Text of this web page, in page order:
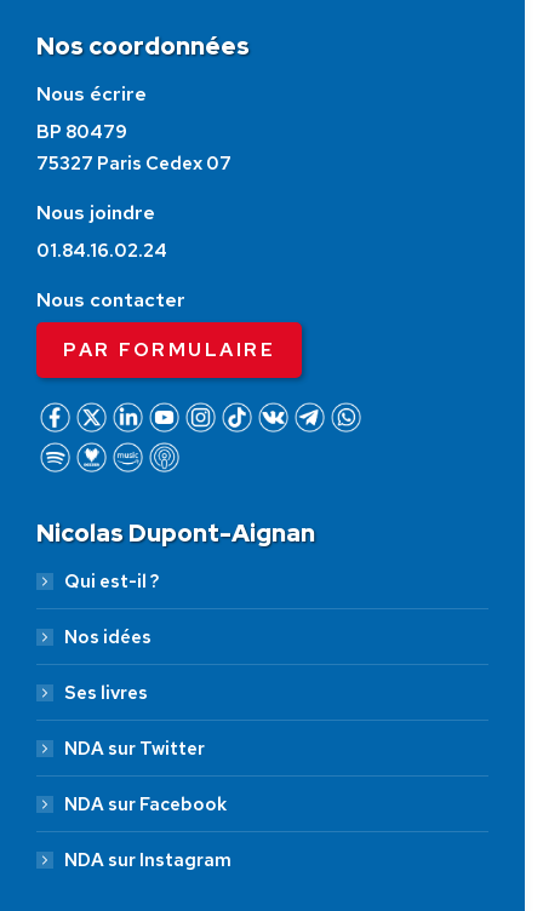
Nos coordonnées
Nous écrire
BP 80479
75327 Paris Cedex 07
Nous joindre
01.84.16.02.24
Nous contacter
PAR FORMULAIRE
Nicolas Dupont-Aignan
Qui est-il ?
Nos idées
Ses livres
NDA sur Twitter
NDA sur Facebook
NDA sur Instagram